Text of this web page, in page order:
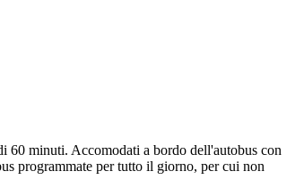
60 minuti. Accomodati a bordo dell'autobus con
programmate per tutto il giorno, per cui non